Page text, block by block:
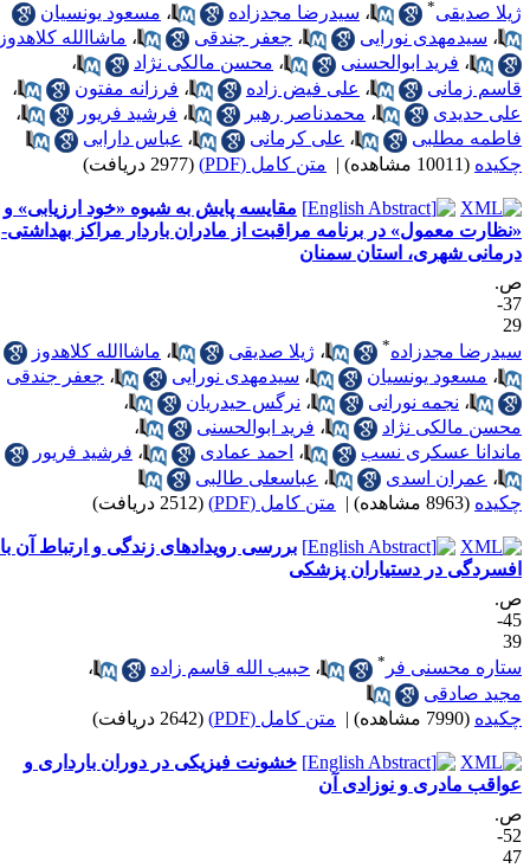
صدیقی
،سیدرضا مجدزاده ،مسعود یونسیان
،سیدمهدی نورایی ،جعفر جندقی ،ماشاالله کلاهدوز
،فرید ابوالحسنی ،محسن مالکی نژاد
،
زمانی
،علی فیض زاده ،فرزانه مفتون
،
حدیدی
،محمدناصر رهبر ،فرشید فریور
،
مطلبی
،علی کرمانی ،عباس دارابی
(10011 مشاهده) | متن کامل (PDF) (2977 دریافت)
مقایسه پایش به شیوه «خود ارزیابی» و
معمول» در برنامه مراقبت از مادران باردار مراکز بهداشتی-
شهری، استان سمنان
37-
مجدزاده
،ژیلا صدیقی ،ماشاالله کلاهدوز
،مسعود یونسیان ،سیدمهدی نورایی ،جعفر جندقی
،نجمه نورانی ،نرگس حیدریان
،
مالکی نژاد
،فرید ابوالحسنی
،
عسکری نسب
،احمد عمادی ،فرشید فریور
،عمران اسدی ،عباسعلی طالبی
(8963 مشاهده) | متن کامل (PDF) (2512 دریافت)
بررسی رویدادهای زندگی و ارتباط آن با
در دستیاران پزشکی
45-
محسنی فر* ،حبیب الله قاسم زاده
،
صادقی
(7990 مشاهده) | متن کامل (PDF) (2642 دریافت)
خشونت فیزیکی در دوران بارداری و
مادری و نوزادی آن
52-